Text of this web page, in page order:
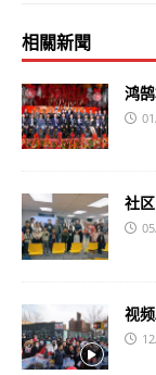
相關新聞
鸿
社
视